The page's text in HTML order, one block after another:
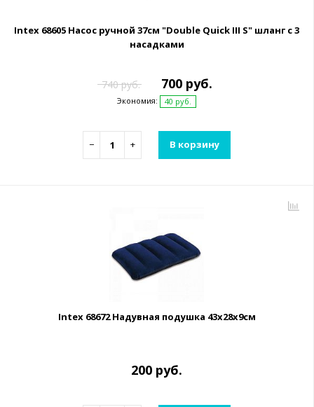
Intex 68605 Насос ручной 37см "Double Quick III S" шланг с 3
насадками
740 руб. 700 руб.
Экономия: 40 руб.
− + В корзину
Intex 68672 Надувная подушка 43х28х9см
200 руб.